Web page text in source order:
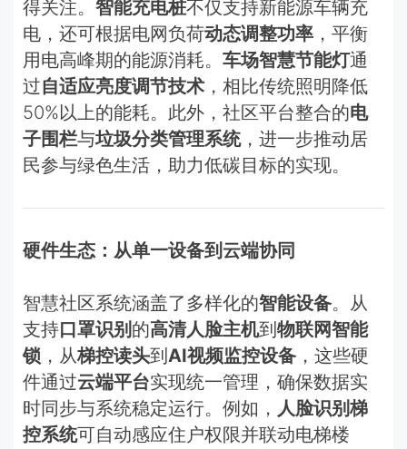
得关注。 智能充电桩不仅支持新能源车辆充
电，还可根据电网负荷动态调整功率 ，平衡
用电高峰期的能源消耗。 车场智慧节能灯通
过自适应亮度调节技术 ，相比传统照明降低
50%以上的能耗。此外，社区平台整合的电
子围栏与垃圾分类管理系统，进一步推动居
民参与绿色生活，助力低碳目标的实现。
硬件生态：从单一设备到云端协同
智慧社区系统涵盖了多样化的智能设备。从
支持口罩识别 的高清人脸主机到 物联网智能
锁 ，从梯控读头到 AI视频监控设备 ，这些硬
件通过云端平台实现统一管理，确保数据实
时同步与系统稳定运行。例如， 人脸识别梯
控系统可自动感应住户权限并联动电梯楼